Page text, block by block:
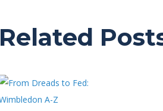
Related